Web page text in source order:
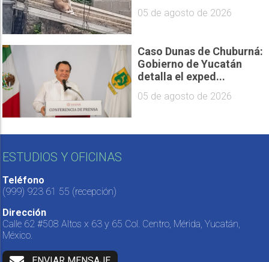
05 de agosto de 2026
Caso Dunas de Chuburná:
Gobierno de Yucatán
detalla el exped...
05 de agosto de 2026
ESTUDIOS Y OFICINAS
Teléfono
(999) 923 61 55 (recepción)
Dirección
Calle 62 #508 Altos x 63 y 65 Col. Centro, Mérida, Yucatán,
México.